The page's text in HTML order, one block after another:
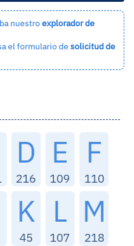
nuestroexplorador de
el formulario de solicitud de
D
216
E
109
F
110
K
45
L
107
M
218